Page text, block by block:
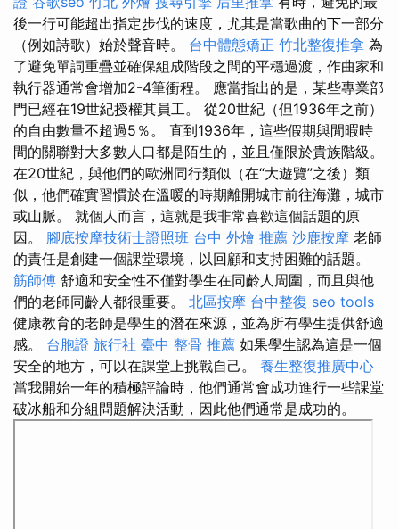
後一行可能超出指定步伐的速度，尤其是當歌曲的下一部分
（例如詩歌）始於聲音時。 台中體態矯正 竹北整復推拿 為
了避免單詞重疊並確保組成階段之間的平穩過渡，作曲家和
執行器通常會增加2-4筆衝程。 應當指出的是，某些專業部
門已經在19世紀授權其員工。 從20世紀（但1936年之前）
的自由數量不超過5％。 直到1936年，這些假期與閒暇時
間的關聯對大多數人口都是陌生的，並且僅限於貴族階級。
在20世紀，與他們的歐洲同行類似（在“大遊覽”之後）類
似，他們確實習慣於在溫暖的時期離開城市前往海灘，城市
或山脈。 就個人而言，這就是我非常喜歡這個話題的原
因。 腳底按摩技術士證照班 台中 外燴 推薦 沙鹿按摩 老師
的責任是創建一個課堂環境，以回顧和支持困難的話題。
筋師傅 舒適和安全性不僅對學生在同齡人周圍，而且與他
們的老師同齡人都很重要。 北區按摩 台中整復 seo tools
健康教育的老師是學生的潛在來源，並為所有學生提供舒適
感。 台胞證 旅行社 臺中 整骨 推薦 如果學生認為這是一個
安全的地方，可以在課堂上挑戰自己。 養生整復推廣中心
當我開始一年的積極評論時，他們通常會成功進行一些課堂
破冰船和分組問題解決活動，因此他們通常是成功的。